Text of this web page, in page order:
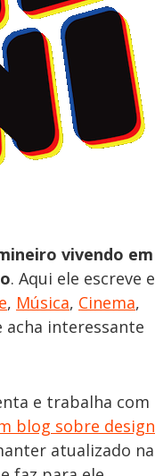
vivendo em
. Aqui ele escreve e
, Música, Cinema,
acha interessante
e trabalha com
blog sobre design
atualizado na